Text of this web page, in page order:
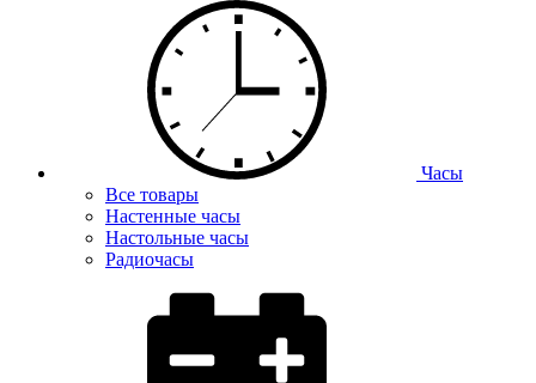
Часы
Все товары
Настенные часы
Настольные часы
Радиочасы